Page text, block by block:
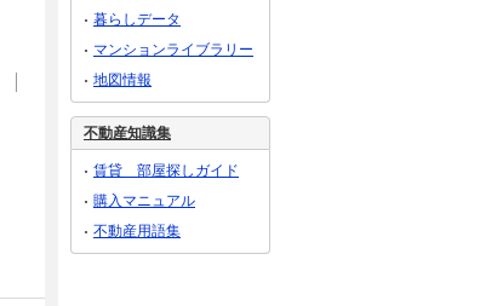
暮らしデータ
マンションライブラリー
地図情報
不動産知識集
賃貸 部屋探しガイド
購入マニュアル
不動産用語集